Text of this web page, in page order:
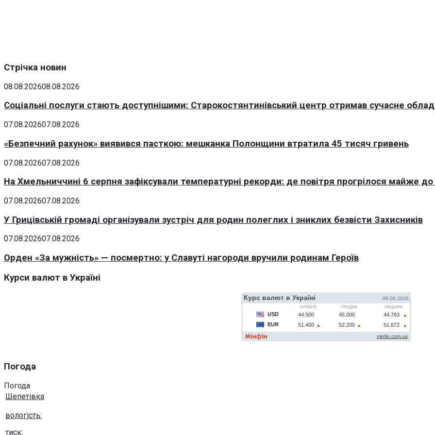
Стрічка новин
08.08.202608.08.2026
Соціальні послуги стають доступнішими: Старокостянтинівський центр отримав сучасне
07.08.202607.08.2026
«Безпечний рахунок» виявився пасткою: мешканка Полонщини втратила 45 тисяч гривень
07.08.202607.08.2026
На Хмельниччині 6 серпня зафіксували температурні рекорди: де повітря прогрілося майже до
07.08.202607.08.2026
У Грицівській громаді організували зустріч для родин полеглих і зниклих безвісти Захисників
07.08.202607.08.2026
Орден «За мужність» — посмертно: у Славуті нагороди вручили родинам Героїв
Курси валют в Україні
Погода
Погода
Шепетівка
вологість:
тиск: